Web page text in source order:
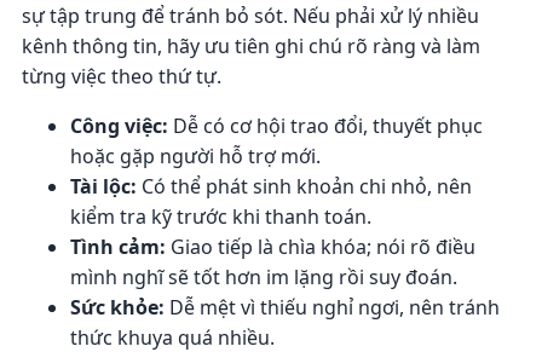
sự tập trung để tránh bỏ sót. Nếu phải xử lý nhiều
kênh thông tin, hãy ưu tiên ghi chú rõ ràng và làm
từng việc theo thứ tự.
Công việc: Dễ có cơ hội trao đổi, thuyết phục
hoặc gặp người hỗ trợ mới.
Tài lộc: Có thể phát sinh khoản chi nhỏ, nên
kiểm tra kỹ trước khi thanh toán.
Tình cảm: Giao tiếp là chìa khóa; nói rõ điều
mình nghĩ sẽ tốt hơn im lặng rồi suy đoán.
Sức khỏe: Dễ mệt vì thiếu nghỉ ngơi, nên tránh
thức khuya quá nhiều.